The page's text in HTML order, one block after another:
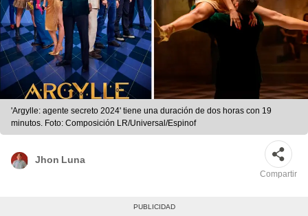
'Argylle: agente secreto 2024' tiene una duración de dos horas con 19
minutos. Foto: Composición LR/Universal/Espinof
Jhon Luna
Compartir